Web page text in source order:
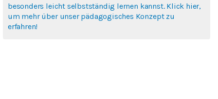
besonders leicht selbstständig lernen kannst. Klick hier,
um mehr über unser pädagogisches Konzept zu
erfahren!